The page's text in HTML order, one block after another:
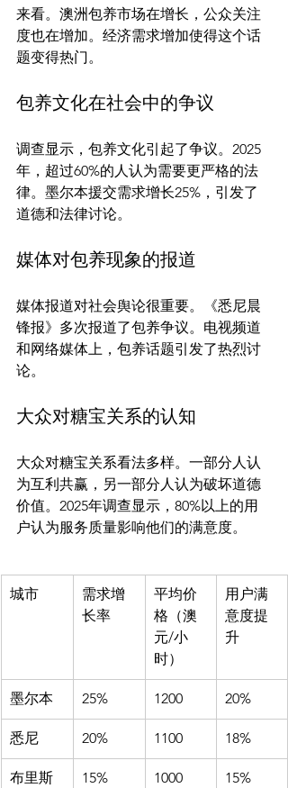
来看。澳洲包养市场在增长，公众关注
度也在增加。经济需求增加使得这个话
包养文化在社会中的争议
调查显示，包养文化引起了争议。2025
年，超过60%的人认为需要更严格的法
律。墨尔本援交需求增长25%，引发了
媒体对包养现象的报道
媒体报道对社会舆论很重要。《悉尼晨
锋报》多次报道了包养争议。电视频道
和网络媒体上，包养话题引发了热烈讨
大众对糖宝关系的认知
大众对糖宝关系看法多样。一部分人认
为互利共赢，另一部分人认为破坏道德
价值。2025年调查显示，80%以上的用
城市
需求增
长率
平均价
格（澳
元/小
时）
用户满
意度提
升
墨尔本 25% 1200 20%
悉尼 20% 1100 18%
布里斯
15% 1000 15%